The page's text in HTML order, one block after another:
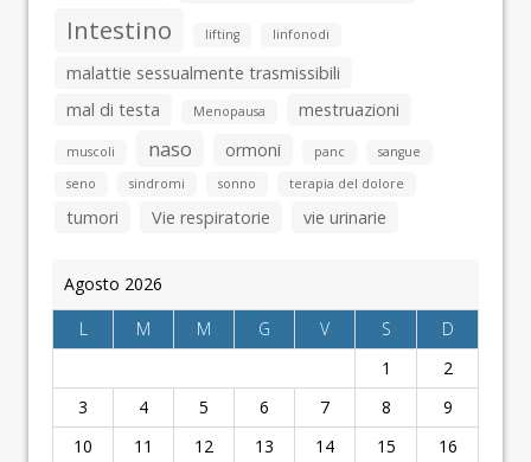
Intestino lifting linfonodi
malattie sessualmente trasmissibili
mal di testa
Menopausa mestruazioni
muscoli naso ormoni panc
sangue
seno
sindromi sonno terapia del dolore
tumori Vie respiratorie vie urinarie
Agosto 2026
L
M M G V S
D
1
2
3
4 5 6 7 8
9
10
11 12 13 14 15 16